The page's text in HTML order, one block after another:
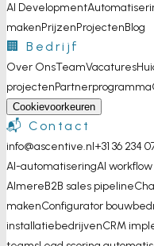
AI Development
makenPrijzenProjectenBlog
🏢 Bedrijf
Over OnsTeamVacatures
projectenPartnerprogramma
Cookievoorkeuren
📬 Contact
info@ascentive.nl+31 36 234
AI-automatiseringAI
AlmereB2B sales pipeline
makenConfigurator
installatiebedrijvenCRM